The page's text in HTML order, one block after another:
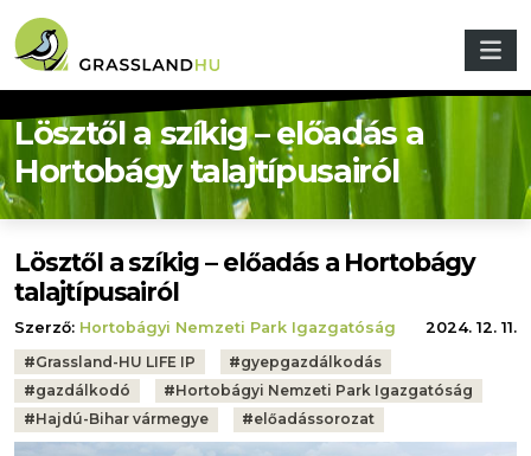
Lösztől a szíkig – előadás a
Hortobágy talajtípusairól
Lösztől a szíkig – előadás a Hortobágy
talajtípusairól
Szerző: Hortobágyi Nemzeti Park Igazgatóság
2024. 12. 11.
Tags:
#Grassland-HU LIFE IP #gyepgazdálkodás
#gazdálkodó #Hortobágyi Nemzeti Park Igazgatóság
#Hajdú-Bihar vármegye #előadássorozat